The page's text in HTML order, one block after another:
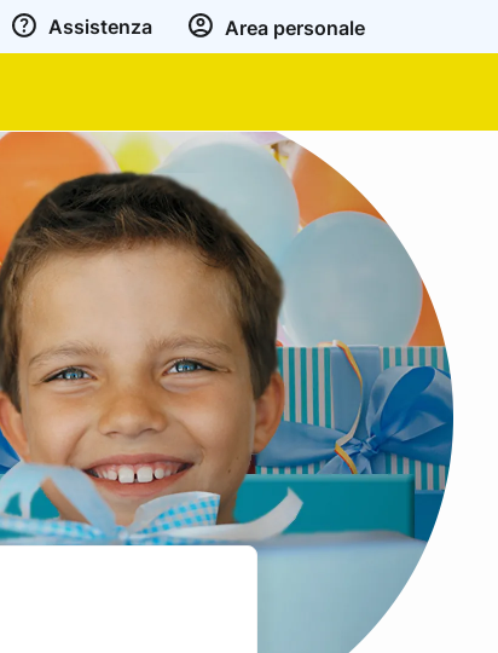
Assistenza Area personale